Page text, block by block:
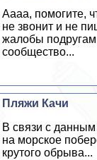
Аааа, помогите,
не звонит и не
жалобы подругам
сообщество...
Пляжи Качи
В связи с
на морское
крутого обрыва...